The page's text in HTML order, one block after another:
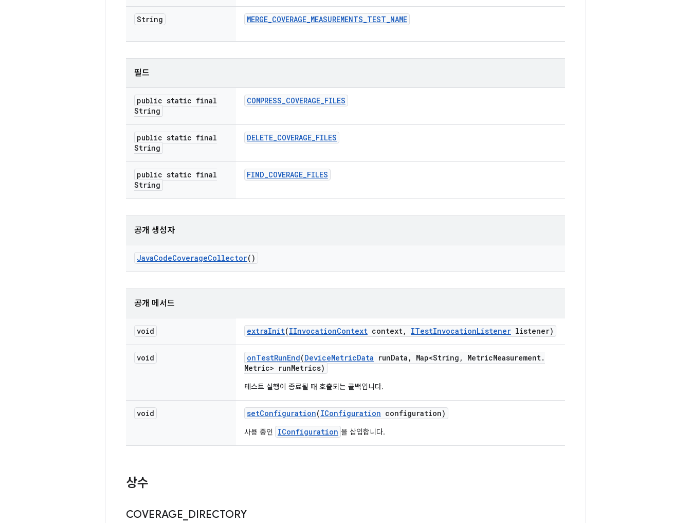
String MERGE_COVERAGE_MEASUREMENTS_TEST_NAME
필드
public static final
String
COMPRESS_COVERAGE_FILES
public static final
String
DELETE_COVERAGE_FILES
public static final
String
FIND_COVERAGE_FILES
공개 생성자
JavaCodeCoverageCollector()
공개 메서드
void extraInit(IInvocationContext context, ITestInvocationListener listener)
void onTestRunEnd(DeviceMetricData runData , Map<String , MetricMeasurement.
Metric> runMetrics)
테스트 실행이 종료될 때 호출되는 콜백입니다.
void setConfiguration(IConfiguration configuration)
사용 중인 IConfiguration 을 삽입합니다.
상수
COVERAGE DIRECTORY